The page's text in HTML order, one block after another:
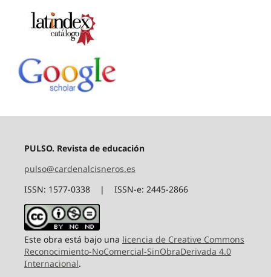
PULSO. Revista de educación
pulso@cardenalcisneros.es
ISSN: 1577-0338 | ISSN-e: 2445-2866
Este obra está bajo una licencia de Creative Commons
Reconocimiento-NoComercial-SinObraDerivada 4.0
Internacional.